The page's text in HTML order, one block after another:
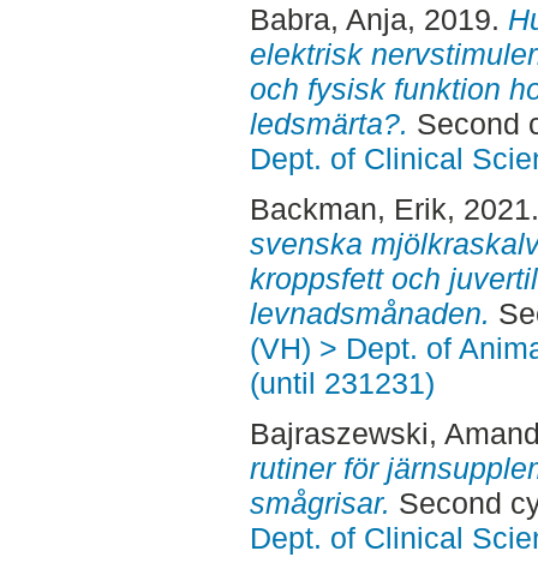
Babra, Anja, 2019.
elektrisk
och fysisk funktion
ledsmärta?. Second
Dept. of Clinical
Backman, Erik,
svenska
kroppsfett och
levnadsmånaden.
(VH) > Dept. of
(until 231231)
Bajraszewski,
rutiner för
smågrisar. Second
Dept. of Clinical